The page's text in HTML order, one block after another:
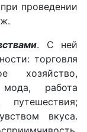
проведении
. С ней
торговля
хозяйство,
работа
вкуса.